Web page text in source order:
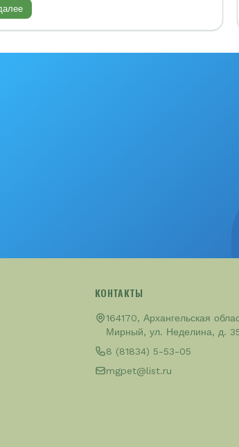
КОНТАКТЫ
164170, Архангельская
Мирный, ул. Неделина, д.
8 (81834) 5-53-05
mgpet@list.ru